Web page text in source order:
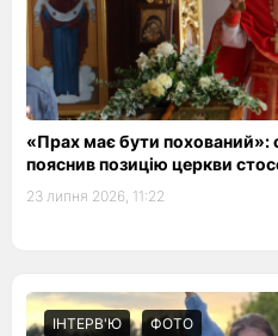
«Прах має бути похований»:
пояснив позицію церкви
23 липня 2026, 11:22
ІНТЕРВ'Ю ФОТО